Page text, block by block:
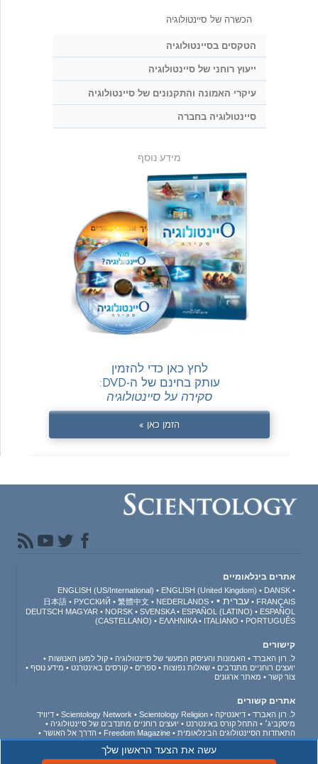
הכשרה של סיינטולוגיה
הטקסים בסיינטולוגיה
ייעוץ רוחני של סיינטולוגיה
עיקרי האמונה והתקנונים של סיינטולוגיה
סיינטולוגיה בחברה
מידע נוסף
לחץ כאן כדי להזמין
עותק בחינם של ה-DVD:
סקירה על סיינטולוגיה
הזמן כאן »
עשה את הצעד הראשון שלך
אתרים בינלאומיים
ENGLISH (US/International) ENGLISH (United Kingdom)
DANSK
FRANÇAIS
עברית 日本語 РУССКИЙ 繁體中文
NEDERLANDS
DEUTSCH MAGYAR NORSK SVENSKA ESPAÑOL (LATINO)
ESPAÑOL
(CASTELLANO)
ΕΛΛΗΝΙΚA ITALIANO PORTUGUÊS
קישורים
ל. רון האברד האמונות והעיסוק המעשי של סיינטולוגיה
קול למען האנושות
יועצים רוחניים מתנדבים
שאלות נפוצות ספרים קורסים באינטרנט
מידע נוסף
צור קשר
מאתר ארגונים
אתרים קשורים
ל. רון האברד דיאנטיקה Scientology Network Scientology Religion
דיוויד
מיסקביג׳
התחל קורס באינטרנט
יועצים רוחניים מתנדבים של סיינטולוגיה
התאחדות הסיינטולוגים הבינלאומית
Freedom Magazine
הדרך אל האושר
תומכים בעולם ללא סמים
מאוחדים למען זכויות האדם
נוער למען זכויות האדם
ועדת האזרחים לזכויות האדם